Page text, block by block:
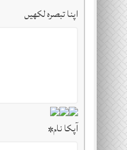
اپنا تبصرہ لکھیں
آپکا نام*